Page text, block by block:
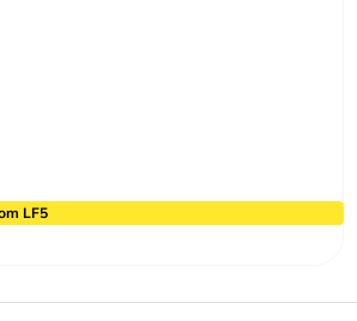
LF5